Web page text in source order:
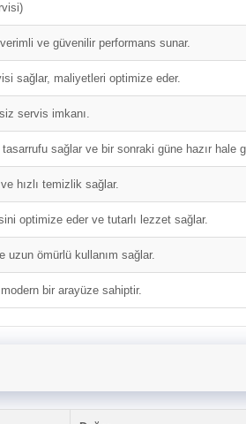
ve güvenilir performans sunar.
sağlar, maliyetleri optimize eder.
servis imkanı.
sağlar ve bir sonraki güne hazır hale
hızlı temizlik sağlar.
optimize eder ve tutarlı lezzet sağlar.
uzun ömürlü kullanım sağlar.
bir arayüze sahiptir.